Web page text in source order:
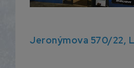
Jeronýmova 570/22,